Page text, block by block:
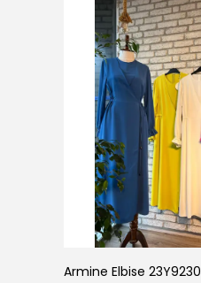
Armine Elbise 23Y9230